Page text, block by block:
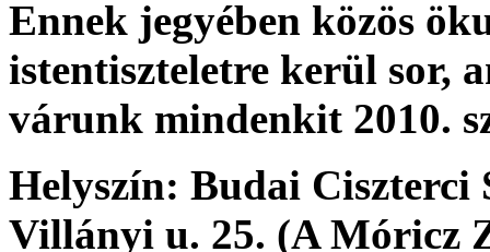
Ennek jegyében közös
istentiszteletre kerül sor,
várunk mindenkit 2010.
Helyszín: Budai Ciszterci
Villányi u. 25. (A Móricz